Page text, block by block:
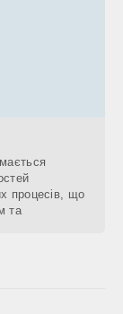
процесів, що
та